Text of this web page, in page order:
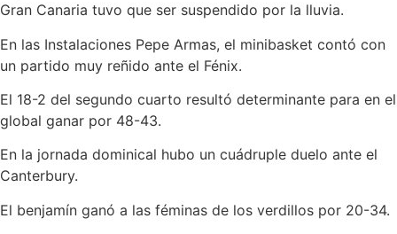
Gran Canaria tuvo que ser suspendido por la lluvia.
En las Instalaciones Pepe Armas, el minibasket contó con
un partido muy reñido ante el Fénix.
El 18-2 del segundo cuarto resultó determinante para en el
global ganar por 48-43.
En la jornada dominical hubo un cuádruple duelo ante el
Canterbury.
El benjamín ganó a las féminas de los verdillos por 20-34.